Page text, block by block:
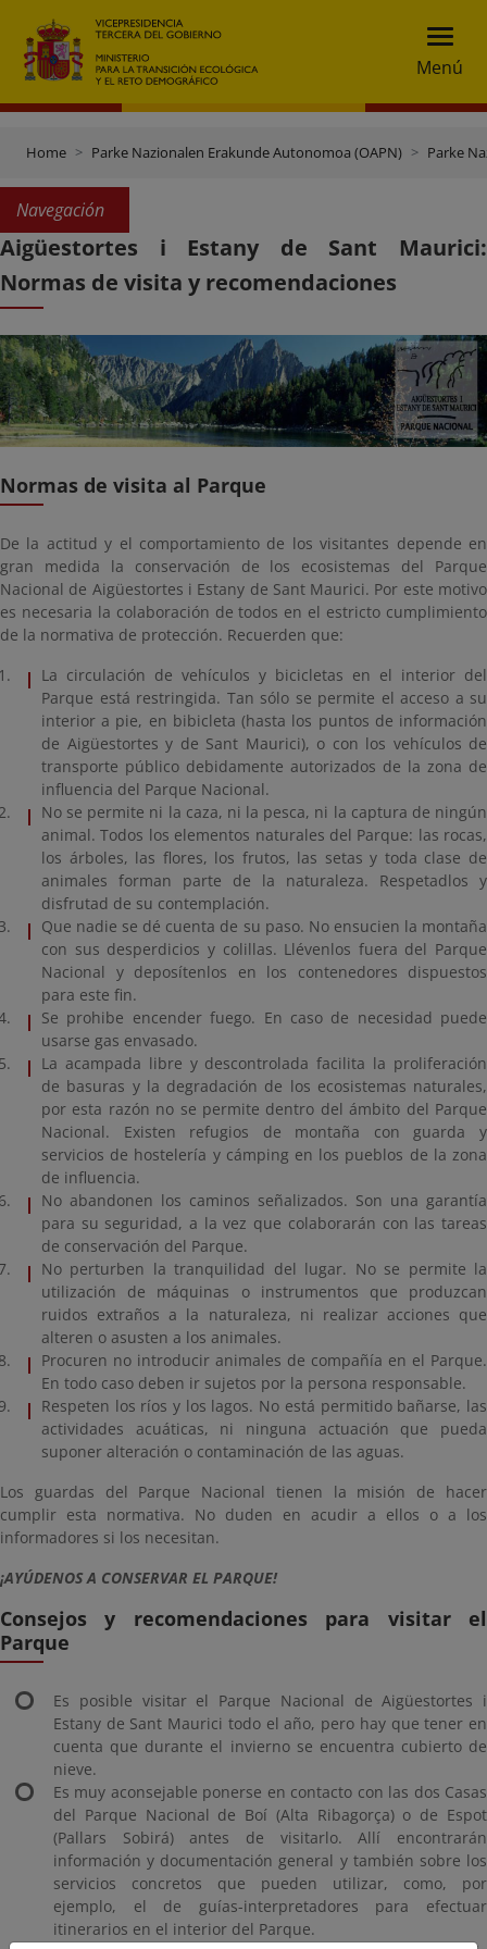
Menú
Home Parke Nazionalen Erakunde Autonomoa (OAPN) Parke
Navegación
Aigüestortes i Estany de Sant Maurici:
Normas de visita y recomendaciones
Normas de visita al Parque
De la actitud y el comportamiento de los visitantes depende en
gran medida la conservación de los ecosistemas del Parque
Nacional de Aigüestortes i Estany de Sant Maurici. Por este motivo
es necesaria la colaboración de todos en el estricto cumplimiento
de la normativa de protección. Recuerden que:
La circulación de vehículos y bicicletas en el interior del
Parque está restringida. Tan sólo se permite el acceso a su
interior a pie, en bibicleta (hasta los puntos de información
de Aigüestortes y de Sant Maurici), o con los vehículos de
transporte público debidamente autorizados de la zona de
influencia del Parque Nacional.
No se permite ni la caza, ni la pesca, ni la captura de ningún
animal. Todos los elementos naturales del Parque: las rocas,
los árboles, las flores, los frutos, las setas y toda clase de
animales forman parte de la naturaleza. Respetadlos y
disfrutad de su contemplación.
Que nadie se dé cuenta de su paso. No ensucien la montaña
con sus desperdicios y colillas. Llévenlos fuera del Parque
Nacional y deposítenlos en los contenedores dispuestos
para este fin.
Se prohibe encender fuego. En caso de necesidad puede
usarse gas envasado.
La acampada libre y descontrolada facilita la proliferación
de basuras y la degradación de los ecosistemas naturales,
por esta razón no se permite dentro del ámbito del Parque
Nacional. Existen refugios de montaña con guarda y
servicios de hostelería y cámping en los pueblos de la zona
de influencia.
No abandonen los caminos señalizados. Son una garantía
para su seguridad, a la vez que colaborarán con las tareas
de conservación del Parque.
No perturben la tranquilidad del lugar. No se permite la
utilización de máquinas o instrumentos que produzcan
ruidos extraños a la naturaleza, ni realizar acciones que
alteren o asusten a los animales.
Procuren no introducir animales de compañía en el Parque.
En todo caso deben ir sujetos por la persona responsable.
Respeten los ríos y los lagos. No está permitido bañarse, las
actividades acuáticas, ni ninguna actuación que pueda
suponer alteración o contaminación de las aguas.
Los guardas del Parque Nacional tienen la misión de hacer
cumplir esta normativa. No duden en acudir a ellos o a los
informadores si los necesitan.
¡AYÚDENOS A CONSERVAR EL PARQUE!
Consejos y recomendaciones para visitar el
Parque
Es posible visitar el Parque Nacional de Aigüestortes i
Estany de Sant Maurici todo el año, pero hay que tener en
cuenta que durante el invierno se encuentra cubierto de
nieve.
Es muy aconsejable ponerse en contacto con las dos Casas
del Parque Nacional de Boí (Alta Ribagorça) o de Espot
(Pallars Sobirá) antes de visitarlo. Allí encontrarán
información y documentación general y también sobre los
servicios concretos que pueden utilizar, como, por
ejemplo, el de guías-interpretadores para efectuar
itinerarios en el interior del Parque.